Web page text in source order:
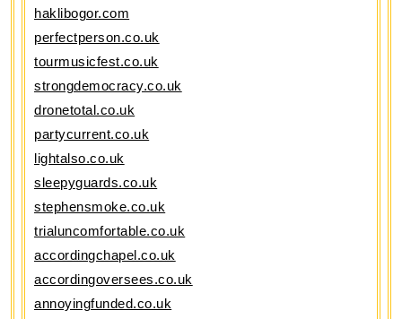
haklibogor.com
perfectperson.co.uk
tourmusicfest.co.uk
strongdemocracy.co.uk
dronetotal.co.uk
partycurrent.co.uk
lightalso.co.uk
sleepyguards.co.uk
stephensmoke.co.uk
trialuncomfortable.co.uk
accordingchapel.co.uk
accordingoversees.co.uk
annoyingfunded.co.uk